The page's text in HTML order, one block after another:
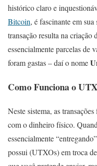
histórico claro e
Bitcoin, é fascinante em
transação resulta na criação
essencialmente parcelas de
foram gastas – daí o nome
Como Funciona o
Neste sistema, as
com o dinheiro físico.
essencialmente
possui (UTXOs) em troca